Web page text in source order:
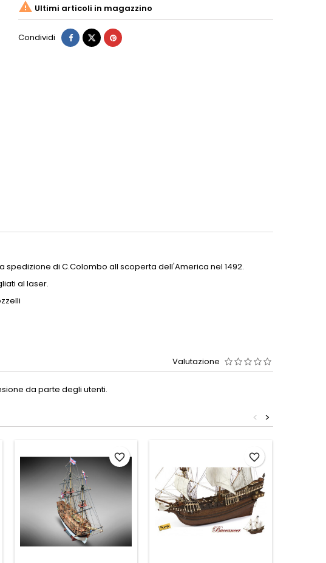
 Ultimi articoli in magazzino
Condividi
di C.Colombo all scoperta dell'America nel 1492.
al laser.
Valutazione
da parte degli utenti.
>
<
favorite_border favorite_border